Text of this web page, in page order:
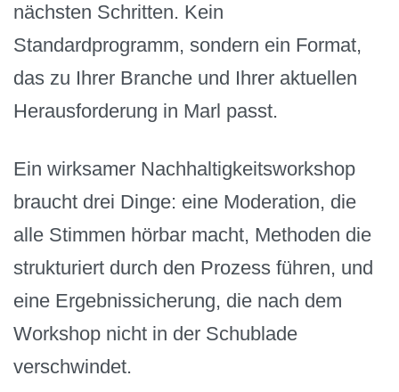
nächsten Schritten. Kein
Standardprogramm, sondern ein Format,
das zu Ihrer Branche und Ihrer aktuellen
Herausforderung in Marl passt.
Ein wirksamer Nachhaltigkeitsworkshop
braucht drei Dinge: eine Moderation, die
alle Stimmen hörbar macht, Methoden die
strukturiert durch den Prozess führen, und
eine Ergebnissicherung, die nach dem
Workshop nicht in der Schublade
verschwindet.